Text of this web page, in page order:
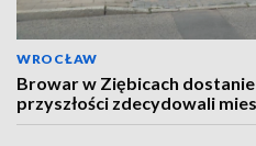
WROCŁAW
Browar w Ziębicach
przyszłości zdecydowali